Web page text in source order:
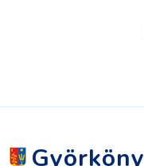
Györköny